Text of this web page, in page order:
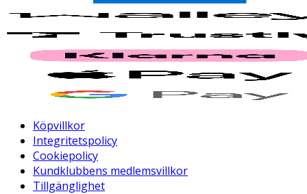
Köpvillkor
Integritetspolicy
Cookiepolicy
Kundklubbens medlemsvillkor
Tillgänglighet